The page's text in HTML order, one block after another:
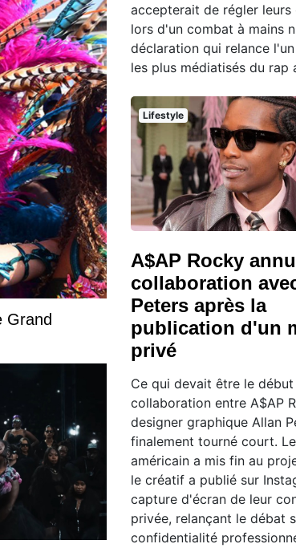
Grand
accepterait de régler leurs
lors d'un combat à mains
déclaration qui relance
les plus médiatisés du rap
Lifestyle
A$AP Rocky
collaboration
Peters après la
publication d'un
privé
Ce qui devait être le
collaboration entre A$AP
designer graphique Allan
finalement tourné court.
américain a mis fin au
le créatif a publié sur
capture d'écran de leur
privée, relançant le débat
confidentialité